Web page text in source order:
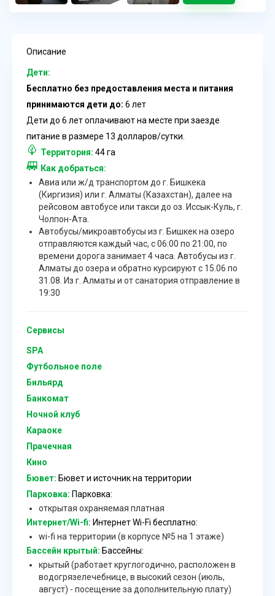
Описание
Дети:
Бесплатно без предоставления места и питания
принимаются дети до: 6 лет
Дети до 6 лет оплачивают на месте при заезде
питание в размере 13 долларов/сутки.
Территория: 44 га
Как добраться:
Авиа или ж/д транспортом до г. Бишкека
(Киргизия) или г. Алматы (Казахстан), далее на
рейсовом автобусе или такси до оз. Иссык-Куль, г.
Чолпон-Ата.
Автобусы/микроавтобусы из г. Бишкек на озеро
отправляются каждый час, с 06:00 по 21:00, по
времени дорога занимает 4 часа. Автобусы из г.
Алматы до озера и обратно курсируют с 15.06 по
31.08. Из г. Алматы и от санатория отправление в
19:30
Сервисы
SPA
Футбольное поле
Бильярд
Банкомат
Ночной клуб
Караоке
Прачечная
Кино
Бювет: Бювет и источник на территории
Парковка: Парковка:
открытая охраняемая платная
Интернет/Wi-fi: Интернет Wi-Fi бесплатно:
wi-fi на территории (в корпусе №5 на 1 этаже)
Бассейн крытый: Бассейны:
крытый (работает круглогодично, расположен в
водогрязелечебнице, в высокий сезон (июль,
август) - посещение за дополнительную плату)